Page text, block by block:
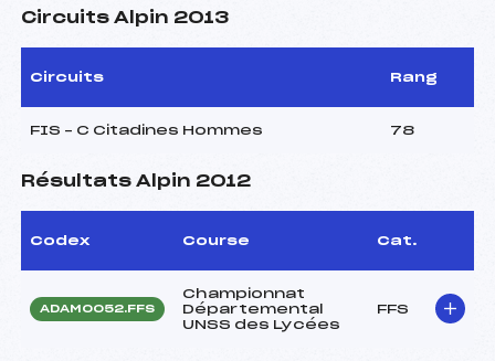
Circuits Alpin 2013
Circuits Rang
FIS – C Citadines Hommes 78
Résultats Alpin 2012
Codex Course Cat.
ADAM0052.FFS
Championnat
Départemental
UNSS des Lycées
FFS